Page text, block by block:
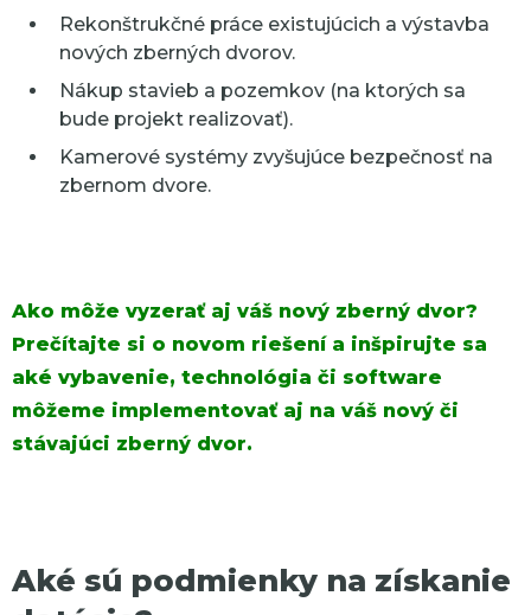
Rekonštrukčné práce existujúcich a výstavba
nových zberných dvorov.
Nákup stavieb a pozemkov (na ktorých sa
bude projekt realizovať).
Kamerové systémy zvyšujúce bezpečnosť na
zbernom dvore.
Ako môže vyzerať aj váš nový zberný dvor?
Prečítajte si o novom riešení a inšpirujte sa
aké vybavenie, technológia či software
môžeme implementovať aj na váš nový či
stávajúci zberný dvor.
Aké sú podmienky na získanie